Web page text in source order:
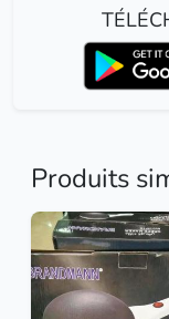
Produits